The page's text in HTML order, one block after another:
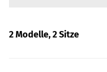
2 Modelle, 2 Sitze